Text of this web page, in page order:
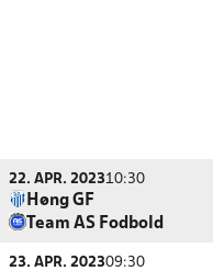
22. APR. 202310:30
Høng GF
Team AS Fodbold
23. APR. 202309:30